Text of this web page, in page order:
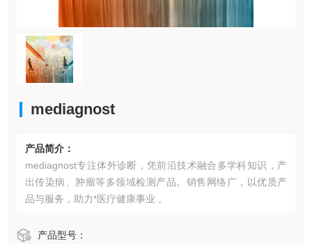
mediagnost​
产品简介：
mediagnost​专注体外诊断，凭前沿技术融合多学科知识，产
出传染病、肿瘤等多领域检测产品。销售网络广，以优质产
品与服务，助力*医疗健康事业 。
产品型号：